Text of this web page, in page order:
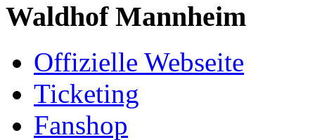
Waldhof Mannheim
Offizielle Webseite
Ticketing
Fanshop